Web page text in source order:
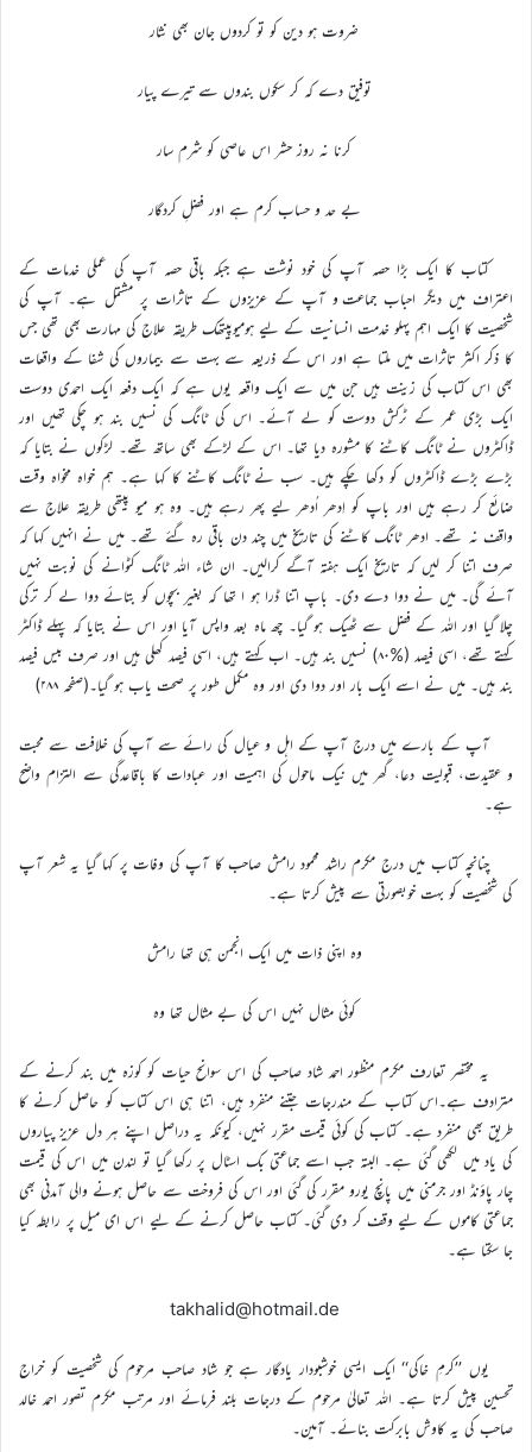
ضروت ہو دین کو تو کردوں جان بھی نثار
توفیق دے کہ کر سکوں بندوں سے تیرے پیار
کرنا نہ روز حشر اس عاصی کو شرم سار
بے حد و حساب کرم ہے اور فضلِ کردگار
کتاب کا ایک بڑا حصہ آپ کی خود نوشت ہے جبکہ باقی حصہ آپ کی عملی خدمات کے
اعتراف میں دیگر احباب جماعت و آپ کے عزیزوں کے تاثرات پر مشتمل ہے۔ آپ کی
شخصیت کا ایک اہم پہلو خدمت انسانیت کے لیے ہومیوپیتھک طریقہ علاج کی مہارت بھی تھی جس
کا ذکر اکثر تاثرات میں ملتا ہے اور اس کے ذریعہ سے بہت سے بیماروں کی شفا کے واقعات
بھی اس کتاب کی زینت ہیں جن میں سے ایک واقعہ یوں ہے کہ ایک دفعہ ایک احمدی دوست
ایک بڑی عمر کے ٹرکش دوست کو لے آئے۔ اس کی ٹانگ کی نسیں بند ہو چکی تھیں اور
ڈاکٹروں نے ٹانگ کاٹنے کا مشورہ دیا تھا۔ اس کے لڑکے بھی ساتھ تھے۔ لڑکوں نے بتایا کہ
بڑے بڑے ڈاکٹروں کو دکھا چکے ہیں۔ سب نے ٹانگ کاٹنے کا کہا ہے۔ ہم خواہ مخواہ وقت
ضائع کر رہے ہیں اور باپ کو اِدھر اُدھر لیے پھر رہے ہیں۔ وہ ہو میو پیتھی طریقہ علاج سے
واقف نہ تھے۔ ادھر ٹانگ کاٹنے کی تاریخ میں چند دن باقی رہ گئے تھے۔ میں نے انہیں کہا کہ
صرف اتنا کر لیں کہ تاریخ ایک ہفتہ آگے کرالیں۔ ان شاء اللہ ٹانگ کٹوانے کی نوبت نہیں
آئے گی۔ میں نے دوا دے دی۔ باپ اتنا ڈرا ہو ا تھا کہ بغیر بچوں کو بتائے دوا لے کر ترکی
چلا گیا اور اللہ کے فضل سے ٹھیک ہو گیا۔ چھ ماہ بعد واپس آیا اور اس نے بتایا کہ پہلے ڈاکٹر
کہتے تھے، اسی فیصد (%۸۰) نسیں بند ہیں۔ اب کہتے ہیں، اسی فیصد کھلی ہیں اور صرف بیس فیصد
بند ہیں۔ میں نے اسے ایک بار اور دوا دی اور وہ مکمل طور پر صحت یاب ہو گیا۔(صفحہ ۲۸۸)
آپ کے بارے میں درج آپ کے اہل و عیال کی رائے سے آپ کی خلافت سے محبت
و عقیدت، قبولیت دعا، گھر میں نیک ماحول کی اہمیت اور عبادات کا باقاعدگی سے التزام واضح
ہے۔
چنانچہ کتاب میں درج مکرم راشد محمود رامش صاحب کا آپ کی وفات پر کہا گیا یہ شعر آپ
کی شخصیت کو بہت خوبصورتی سے پیش کرتا ہے۔
وہ اپنی ذات میں ایک انجمن ہی تھا رامش
کوئی مثال نہیں اس کی بے مثال تھا وہ
یہ مختصر تعارف مکرم منظور احمد شاد صاحب کی اس سوانح حیات کو کوزہ میں بند کرنے کے
مترادف ہے۔اس کتاب کے مندرجات جتنے منفرد ہیں، اتنا ہی اس کتاب کو حاصل کرنے کا
طریق بھی منفرد ہے۔ کتاب کی کوئی قیمت مقرر نہیں، کیونکہ یہ دراصل اپنے ہر دل عزیز پیاروں
کی یاد میں لکھی گئی ہے۔ البتہ جب اسے جماعتی بک اسٹال پر رکھا گیا تو لندن میں اس کی قیمت
چار پاؤنڈ اور جرمنی میں پانچ یورو مقرر کی گئی اور اس کی فروخت سے حاصل ہونے والی آمدنی بھی
جماعتی کاموں کے لیے وقف کر دی گئی۔ کتاب حاصل کرنے کے لیے اس ای میل پر رابطہ کیا
جا سکتا ہے۔
takhalid@hotmail.de
یوں ’’کرمِ خاکی‘‘ ایک ایسی خوشبودار یادگار ہے جو شاد صاحب مرحوم کی شخصیت کو خراج
تحسین پیش کرتا ہے۔ اللہ تعالیٰ مرحوم کے درجات بلند فرمائے اور مرتب مکرم تصور احمد خالد
صاحب کی یہ کاوش بابرکت بنائے۔ آمین۔